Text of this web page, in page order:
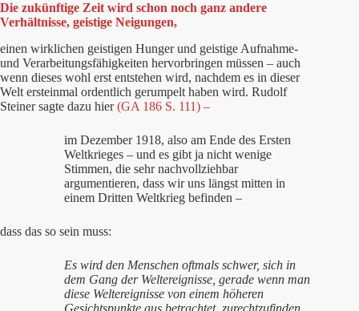
Die zukünftige Zeit wird schon noch ganz andere
Verhältnisse, geistige Neigungen,
einen wirklichen geistigen Hunger und geistige Aufnahme-
und Verarbeitungsfähigkeiten hervorbringen müssen – auch
wenn dieses wohl erst entstehen wird, nachdem es in dieser
Welt ersteinmal ordentlich gerumpelt haben wird. Rudolf
Steiner sagte dazu hier(GA 186 S. 111) –
im Dezember 1918, also am Ende des Ersten
Weltkrieges – und es gibt ja nicht wenige
Stimmen, die sehr nachvollziehbar
argumentieren, dass wir uns längst mitten in
einem Dritten Weltkrieg befinden –
dass das so sein muss:
Es wird den Menschen oftmals schwer, sich in
dem Gang der Weltereignisse, gerade wenn man
diese Weltereignisse von einem höheren
Gesichtspunkte aus betrachtet, zurechtzufinden.